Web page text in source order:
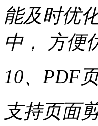
能及时优
中， 方便
10、PDF
支持页面